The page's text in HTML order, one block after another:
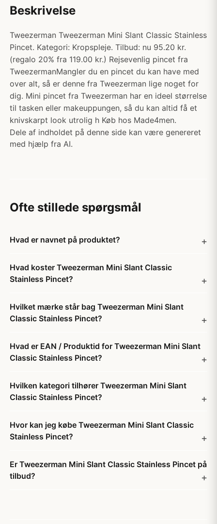
Beskrivelse
Tweezerman Tweezerman Mini Slant Classic Stainless
Pincet. Kategori: Kropspleje. Tilbud: nu 95.20 kr.
(regalo 20% fra 119.00 kr.) Rejsevenlig pincet fra
TweezermanMangler du en pincet du kan have med
over alt, så er denne fra Tweezerman lige noget for
dig. Mini pincet fra Tweezerman har en ideel størrelse
til tasken eller makeuppungen, så du kan altid få et
knivskarpt look utrolig h Køb hos Made4men.
Dele af indholdet på denne side kan være genereret
med hjælp fra AI.
Ofte stillede spørgsmål
Hvad er navnet på produktet?
Hvad koster Tweezerman Mini Slant Classic
Stainless Pincet?
Hvilket mærke står bag Tweezerman Mini Slant
Classic Stainless Pincet?
Hvad er EAN / Produktid for Tweezerman Mini Slant
Classic Stainless Pincet?
Hvilken kategori tilhører Tweezerman Mini Slant
Classic Stainless Pincet?
Hvor kan jeg købe Tweezerman Mini Slant Classic
Stainless Pincet?
Er Tweezerman Mini Slant Classic Stainless Pincet på
tilbud?